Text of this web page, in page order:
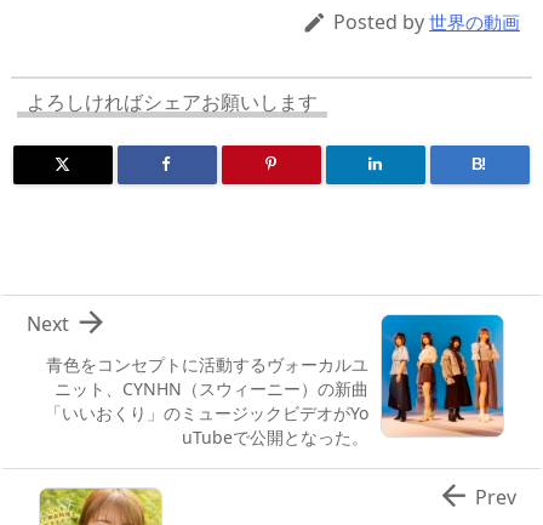
s o
n
ar
d
ro
p.
 Posted by 世界の動画
よろしければシェアお願いします
B!
青色をコンセプトに活動するヴォーカルユ
ニット、CYNHN（スウィーニー）の新曲
「いいおくり」のミュージックビデオがYo
uTubeで公開となった。

Next
 Prev